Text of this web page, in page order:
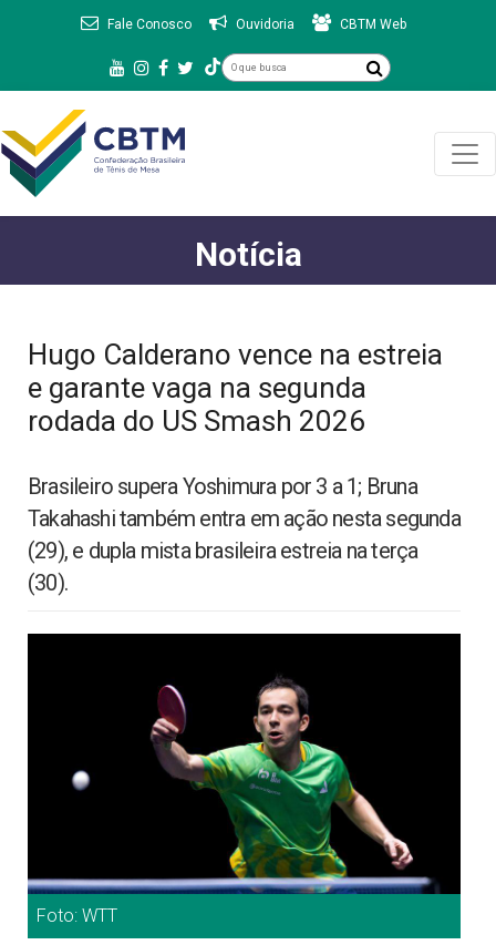
Fale Conosco Ouvidoria CBTM Web
Notícia
Hugo Calderano vence na estreia
e garante vaga na segunda
rodada do US Smash 2026
Brasileiro supera Yoshimura por 3 a 1; Bruna
Takahashi também entra em ação nesta segunda
(29), e dupla mista brasileira estreia na terça
(30).
Foto: WTT